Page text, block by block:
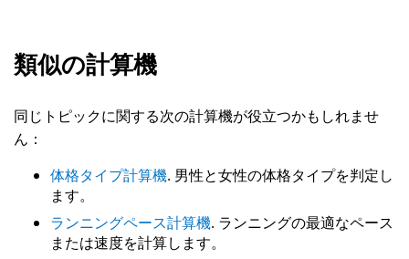
類似の計算機
同じトピックに関する次の計算機が役立つかもしれませ
ん：
体格タイプ計算機. 男性と女性の体格タイプを判定し
ます。
ランニングペース計算機. ランニングの最適なペース
または速度を計算します。